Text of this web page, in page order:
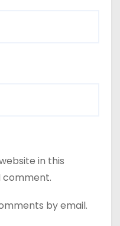
in this
comment.
by email.